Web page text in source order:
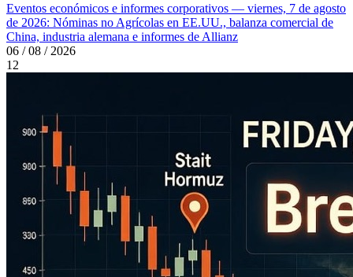
Eventos económicos e informes corporativos — viernes, 7 de agosto
de 2026: Nóminas no Agrícolas en EE.UU., balanza comercial de
China, industria alemana e informes de Allianz
06 / 08 / 2026
12